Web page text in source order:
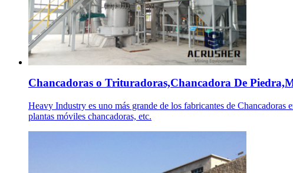
Chancadoras o Trituradoras,Chancadora De
Heavy Industry es uno más grande de los fabricantes de
plantas móviles chancadoras, etc.